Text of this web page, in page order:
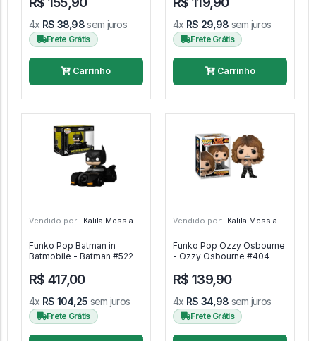
4x R$ 38,98sem juros
Frete Grátis
Carrinho
4x R$ 29,98 sem juros
Frete Grátis
Carrinho
Vendido por: Kalila Messias - SP
Funko Pop Batman in
Batmobile - Batman #522
R$ 417,00
4x R$ 104,25 sem juros
Frete Grátis
Vendido por: Kalila Messias - SP
Funko Pop Ozzy Osbourne
- Ozzy Osbourne #404
R$ 139,90
4x R$ 34,98 sem juros
Frete Grátis